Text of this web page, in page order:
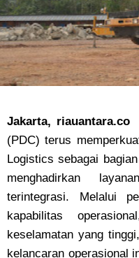
Jakarta,
(PDC) terus
Logistics sebagai
menghadirkan
terintegrasi. Melalui
kapabilitas
keselamatan yang
kelancaran operasional